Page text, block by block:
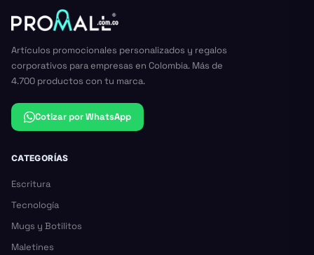
Artículos promocionales personalizados y regalos
corporativos para empresas en Colombia. Más de
4.700 productos con tu marca.
Cotizar por WhatsApp
CATEGORÍAS
Escritura
Tecnología
Mugs y Botilitos
Maletines